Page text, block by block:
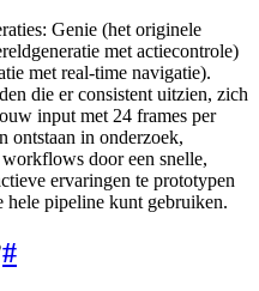
Genie (het originele
met actiecontrole)
met real-time navigatie).
die er consistent uitzien, zich
input met 24 frames per
ontstaan in onderzoek,
door een snelle,
ervaringen te prototypen
hele pipeline kunt gebruiken.
#